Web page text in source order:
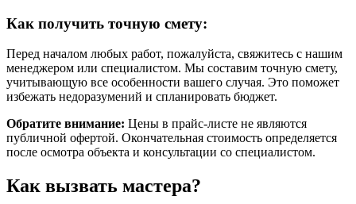
Как получить точную смету:
Перед началом любых работ, пожалуйста, свяжитесь с нашим
менеджером или специалистом. Мы составим точную смету,
учитывающую все особенности вашего случая. Это поможет
избежать недоразумений и спланировать бюджет.
Обратите внимание: Цены в прайс-листе не являются
публичной офертой. Окончательная стоимость определяется
после осмотра объекта и консультации со специалистом.
Как вызвать мастера?